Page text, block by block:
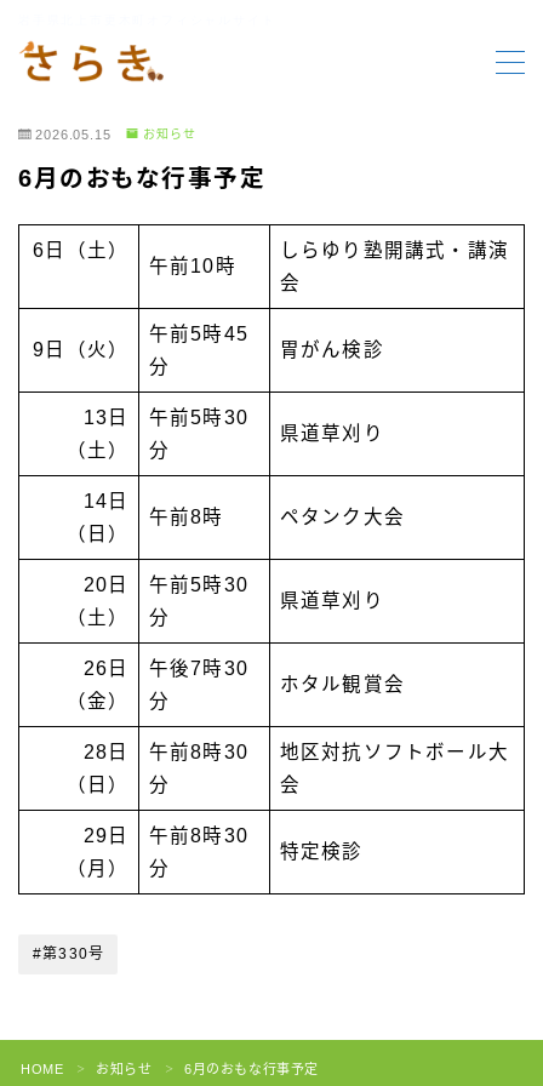
MENU
HOME
更木の要素
お知らせ
2026.05.15 お知らせ
6月のおもな行事予定
6日（土）
午前10時
しらゆり塾開講式・講演
会
9日（火）
午前5時45
分
胃がん検診
13日
（土）
午前5時30
分
県道草刈り
14日
（日）
午前8時 ペタンク大会
20日
（土）
午前5時30
分
県道草刈り
26日
（金）
午後7時30
分
ホタル観賞会
28日
（日）
午前8時30
分
地区対抗ソフトボール大
会
29日
（月）
午前8時30
分
特定検診
#第330号
HOME ＞ お知らせ ＞ 6月のおもな行事予定